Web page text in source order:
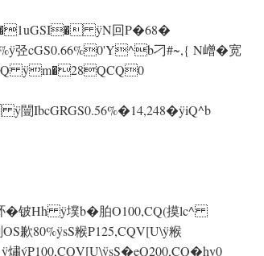
ÿN回P�68�
ÿ弪cGS0.66%0'Y^b刁#~,{ N嶒�宽
ÿm�28QCQ0
ÿiQ^b
铍Hh ÿ墣b�胉O100,CQ(摸lc^
80% ÿsS糇P125,CQV[U\ ÿ糇
ýP100,CQV[U\ ÿsS�eQ200,CQ�hy0